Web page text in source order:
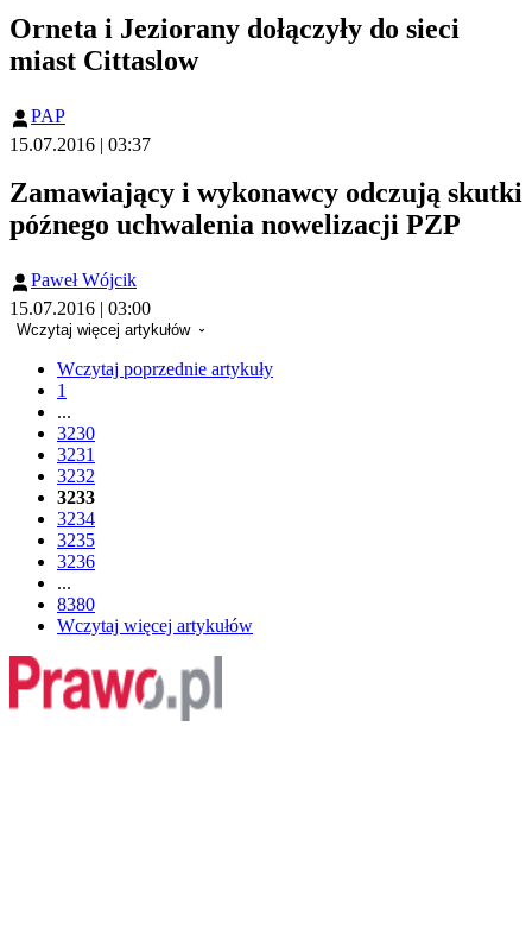
Orneta i Jeziorany dołączyły do sieci
miast Cittaslow
PAP
15.07.2016 | 03:37
Zamawiający i wykonawcy odczują skutki
późnego uchwalenia nowelizacji PZP
Paweł Wójcik
15.07.2016 | 03:00
Wczytaj więcej artykułów
Wczytaj poprzednie artykuły
1
...
3230
3231
3232
3233
3234
3235
3236
...
8380
Wczytaj więcej artykułów